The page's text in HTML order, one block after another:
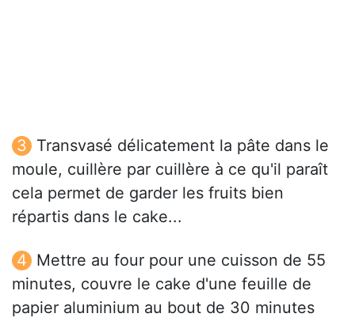
Transvasé délicatement la pâte dans le
moule, cuillère par cuillère à ce qu'il paraît
cela permet de garder les fruits bien
répartis dans le cake...
Mettre au four pour une cuisson de 55
minutes, couvre le cake d'une feuille de
papier aluminium au bout de 30 minutes